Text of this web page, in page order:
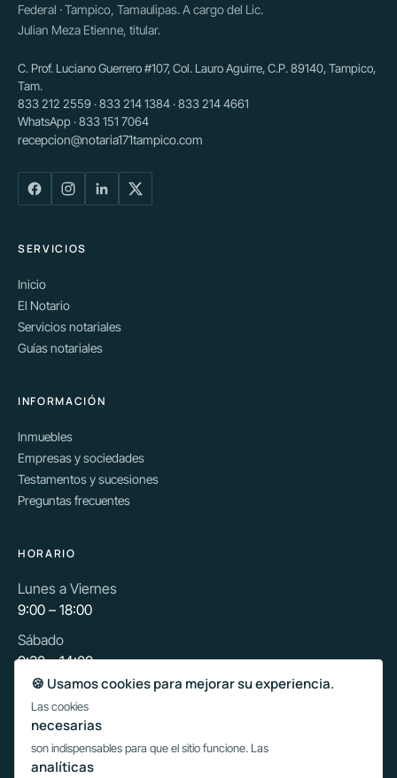
Federal · Tampico, Tamaulipas. A cargo del Lic.
Julian Meza Etienne, titular.
C. Prof. Luciano Guerrero #107, Col. Lauro Aguirre, C.P. 89140, Tampico,
Tam.
833 212 2559 · 833 214 1384 · 833 214 4661
WhatsApp · 833 151 7064
recepcion@notaria171tampico.com
SERVICIOS
Inicio
El Notario
Servicios notariales
Guías notariales
INFORMACIÓN
Inmuebles
Empresas y sociedades
Testamentos y sucesiones
Preguntas frecuentes
HORARIO
Lunes a Viernes
9:00 – 18:00
Sábado
9:30 – 14:00
Escribir por WhatsApp
🍪 Usamos cookies para mejorar su experiencia.
Las cookies
necesarias
son indispensables para que el sitio funcione. Las
analíticas